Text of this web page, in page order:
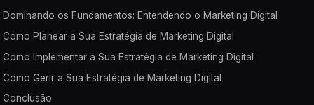
Dominando os Fundamentos: Entendendo o Marketing Digital
Como Planear a Sua Estratégia de Marketing Digital
Como Implementar a Sua Estratégia de Marketing Digital
Como Gerir a Sua Estratégia de Marketing Digital
Conclusão